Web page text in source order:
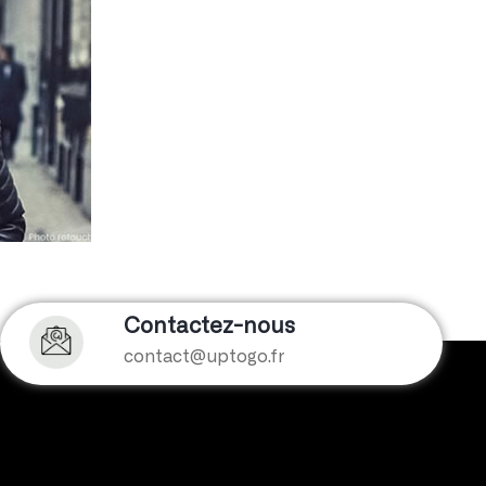
Contactez-nous
contact@uptogo.fr